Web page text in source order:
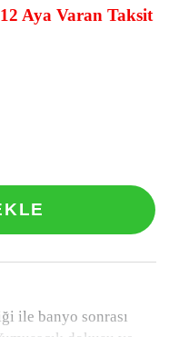
Aya Varan Taksit
ile banyo sonrası